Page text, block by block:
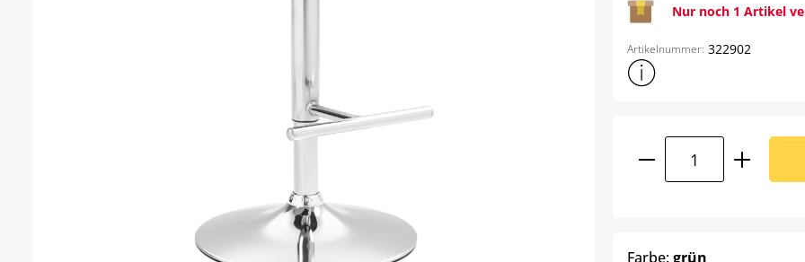
Nur noch 1 Artikel
Artikelnummer: 322902
Weitere
Product
Farbe:grün